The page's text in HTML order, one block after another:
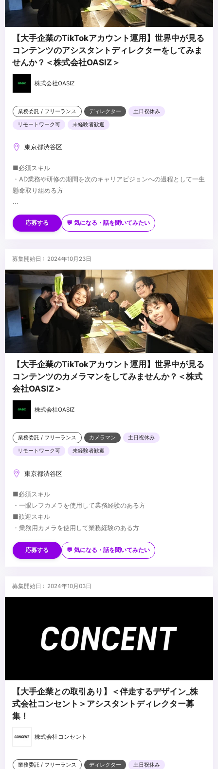
【大手企業のTikTokアカウント運用】世界中が見る
コンテンツのアシスタントディレクターをしてみま
せんか？＜株式会社OASIZ＞
株式会社OASIZ
業務委託 / フリーランス ディレクター
土日祝休み
リモートワーク可
未経験者歓迎
東京都渋谷区
■必須スキル
・AD業務や研修の期間を次のキャリアビジョンへの過程として一生
懸命取り組める方
...
応募する 💬 気になる・話を聞いてみたい
募集開始日 : 2024年10月23日
【大手企業のTikTokアカウント運用】世界中が見る
コンテンツのカメラマンをしてみませんか？＜株式
会社OASIZ＞
株式会社OASIZ
業務委託 / フリーランス カメラマン
土日祝休み
リモートワーク可
未経験者歓迎
東京都渋谷区
■必須スキル
・一眼レフカメラを使用して業務経験のある方
■歓迎スキル
・業務用カメラを使用して業務経験のある方
応募する 💬 気になる・話を聞いてみたい
募集開始日 : 2024年10月03日
【大手企業との取引あり】＜伴走するデザイン_株
式会社コンセント＞アシスタントディレクター募
集！
株式会社コンセント
業務委託 / フリーランス ディレクター
土日祝休み